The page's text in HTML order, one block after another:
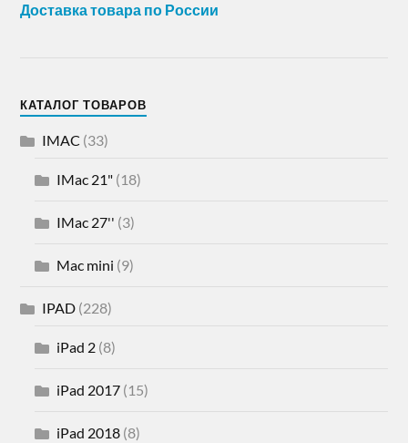
Доставка товара по России
КАТАЛОГ ТОВАРОВ
IMAC (33)
IMac 21" (18)
IMac 27'' (3)
Mac mini (9)
IPAD (228)
iPad 2 (8)
iPad 2017 (15)
iPad 2018 (8)